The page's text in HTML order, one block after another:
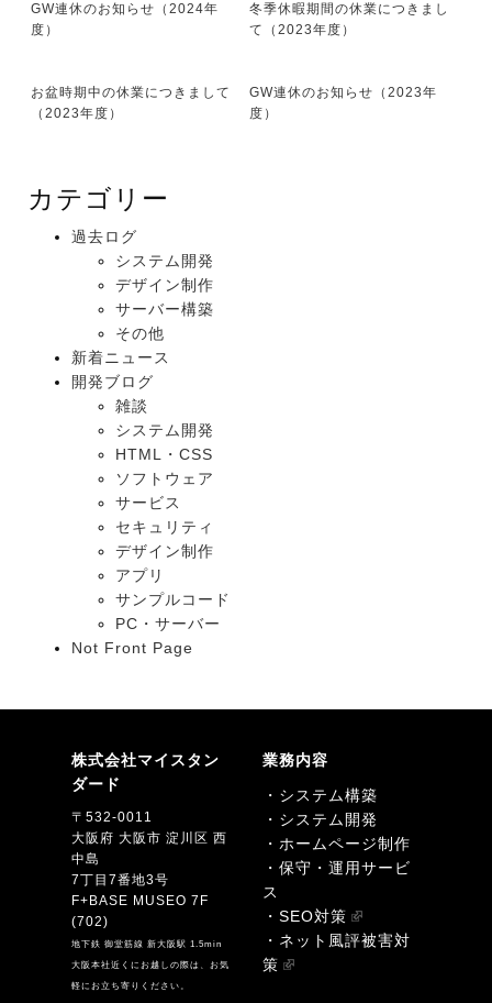
GW連休のお知らせ（2024年
度）
冬季休暇期間の休業につきまし
て（2023年度）
お盆時期中の休業につきまして
（2023年度）
GW連休のお知らせ（2023年
度）
カテゴリー
過去ログ
システム開発
デザイン制作
サーバー構築
その他
新着ニュース
開発ブログ
雑談
システム開発
HTML・CSS
ソフトウェア
サービス
セキュリティ
デザイン制作
アプリ
サンプルコード
PC・サーバー
Not Front Page
株式会社マイスタン
ダード
〒532-0011
大阪府 大阪市 淀川区 西
中島
7丁目7番地3号
F+BASE MUSEO 7F
(702)
地下鉄 御堂筋線 新大阪駅 1.5min
大阪本社近くにお越しの際は、お気
軽にお立ち寄りください。
業務内容
・システム構築
・システム開発
・ホームページ制作
・保守・運用サービ
ス
・SEO対策
・ネット風評被害対
策